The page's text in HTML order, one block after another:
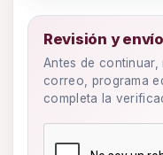
Revisión y envío
Antes de continuar,
correo, programa
completa la